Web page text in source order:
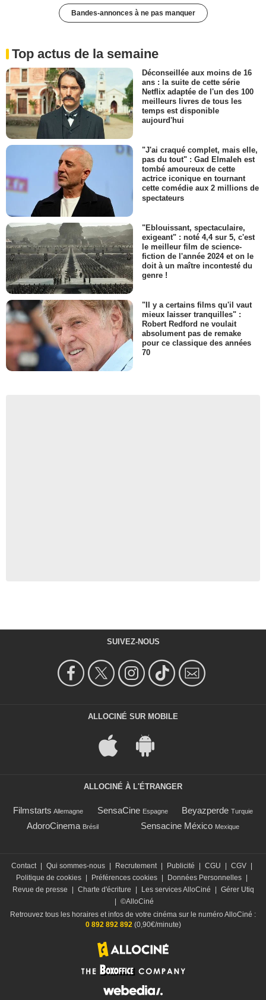
Bandes-annonces à ne pas manquer
Top actus de la semaine
Déconseillée aux moins de 16
ans : la suite de cette série
Netflix adaptée de l'un des 100
meilleurs livres de tous les
temps est disponible
aujourd'hui
"J'ai craqué complet, mais elle,
pas du tout" : Gad Elmaleh est
tombé amoureux de cette
actrice iconique en tournant
cette comédie aux 2 millions de
spectateurs
"Eblouissant, spectaculaire,
exigeant" : noté 4,4 sur 5, c'est
le meilleur film de science-
fiction de l'année 2024 et on le
doit à un maître incontesté du
genre !
"Il y a certains films qu'il vaut
mieux laisser tranquilles" :
Robert Redford ne voulait
absolument pas de remake
pour ce classique des années
70
SUIVEZ-NOUS
ALLOCINÉ SUR MOBILE
ALLOCINÉ À L'ÉTRANGER
Filmstarts Allemagne SensaCine Espagne Beyazperde Turquie
AdoroCinema Brésil Sensacine México Mexique
Contact Qui sommes-nous Recrutement Publicité CGU CGV
Politique de cookies
Préférences cookies Données Personnelles
Revue de presse
Charte d'écriture Les services AlloCiné
Gérer Utiq
©AlloCiné
Retrouvez tous les horaires et infos de votre cinéma sur le numéro AlloCiné :
0 892 892 892(0,90€/minute)